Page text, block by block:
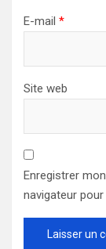
E-mail *
Site web
Enregistrer
navigateur